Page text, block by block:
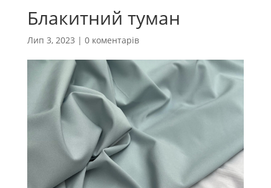
Блакитний туман
Лип 3, 2023 | 0 коментарів